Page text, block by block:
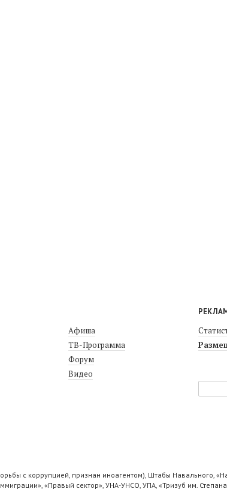
Афиша
ТВ-Программа
Форум
Видео
с коррупцией, признан иноагентом), Штабы Навального,
«Правый сектор», УНА-УНСО, УПА, «Тризуб им.